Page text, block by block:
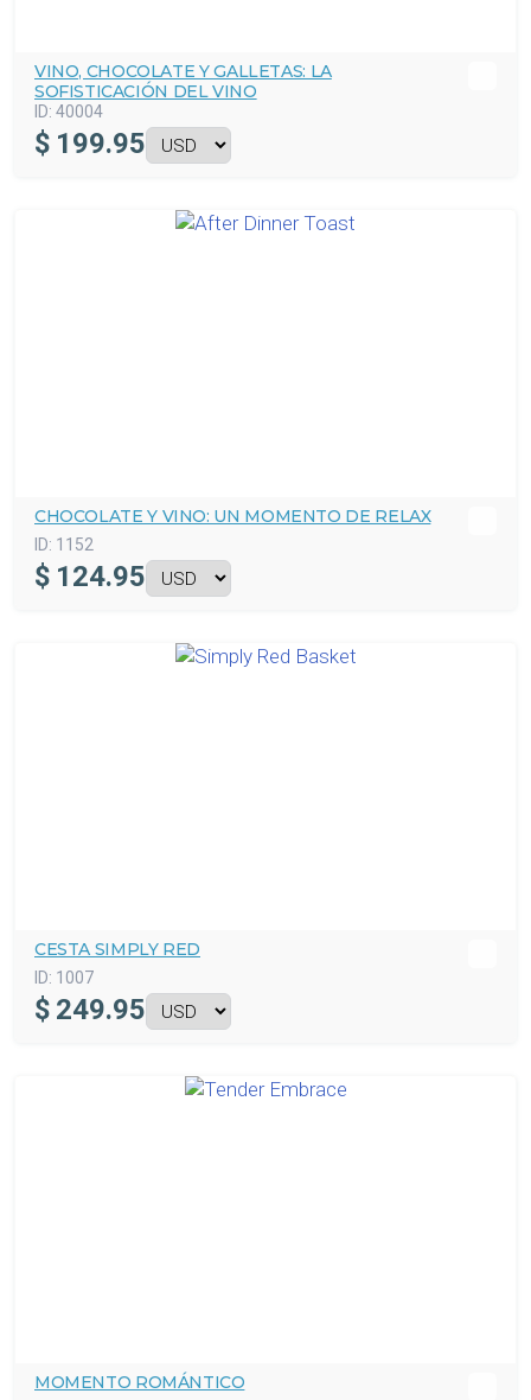
VINO, CHOCOLATE Y GALLETAS: LA
SOFISTICACIÓN DEL VINO
ID: 40004
$ 199.95
CHOCOLATE Y VINO: UN MOMENTO DE RELAX
ID: 1152
$ 124.95
CESTA SIMPLY RED
ID: 1007
$ 249.95
MOMENTO ROMÁNTICO